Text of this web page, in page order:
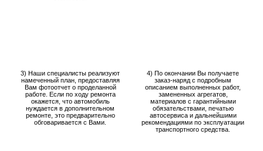
3) Наши специалисты реализуют
намеченный план, предоставляя
Вам фотоотчет о проделанной
работе. Если по ходу ремонта
окажется, что автомобиль
нуждается в дополнительном
ремонте, это предварительно
обговаривается с Вами.
4) По окончании Вы получаете
заказ-наряд с подробным
описанием выполненных работ,
замененных агрегатов,
материалов с гарантийными
обязательствами, печатью
автосервиса и дальнейшими
рекомендациями по эксплуатации
транспортного средства.